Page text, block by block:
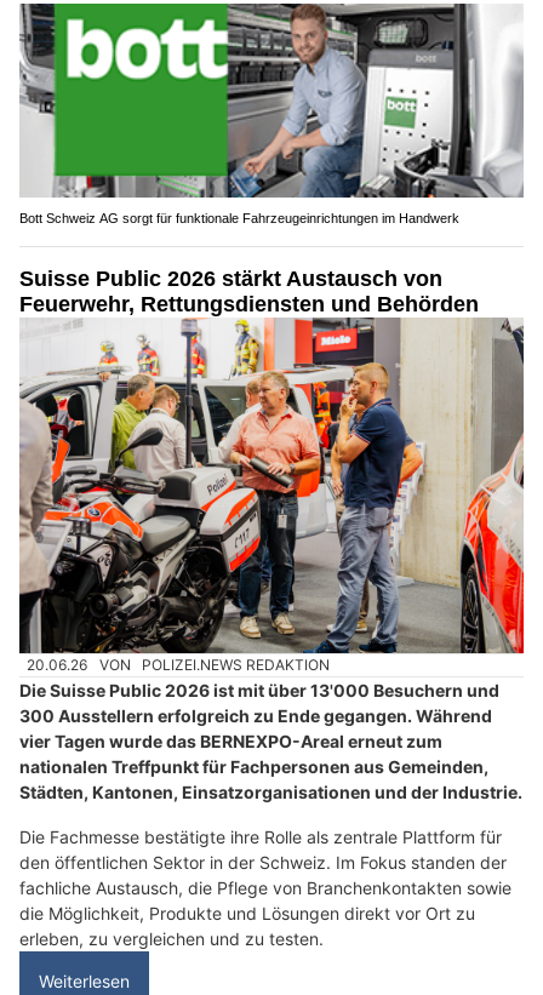
Bott Schweiz AG sorgt für funktionale Fahrzeugeinrichtungen im Handwerk
Suisse Public 2026 stärkt Austausch von
Feuerwehr, Rettungsdiensten und Behörden
20.06.26 VON POLIZEI.NEWS REDAKTION
Die Suisse Public 2026 ist mit über 13'000 Besuchern und
300 Ausstellern erfolgreich zu Ende gegangen. Während
vier Tagen wurde das BERNEXPO-Areal erneut zum
nationalen Treffpunkt für Fachpersonen aus Gemeinden,
Städten, Kantonen, Einsatzorganisationen und der Industrie.
Die Fachmesse bestätigte ihre Rolle als zentrale Plattform für
den öffentlichen Sektor in der Schweiz. Im Fokus standen der
fachliche Austausch, die Pflege von Branchenkontakten sowie
die Möglichkeit, Produkte und Lösungen direkt vor Ort zu
erleben, zu vergleichen und zu testen.
Weiterlesen